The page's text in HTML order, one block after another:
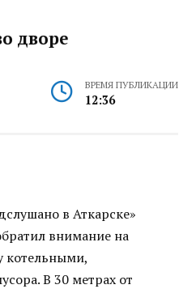
дворе
ВРЕМЯ ПУБЛИКАЦИИ
12:36
в Аткарске»
внимание на
котельными,
В 30 метрах от